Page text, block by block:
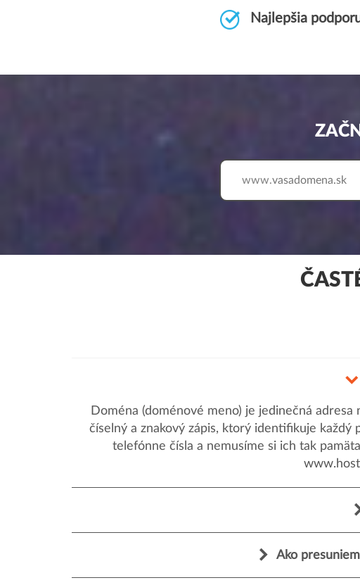
Najlepšia
www.
Doména (doménové meno) je jedinečná
číselný a znakový zápis, ktorý identifikuje každý
telefónne čísla a nemusíme si ich tak
Ako